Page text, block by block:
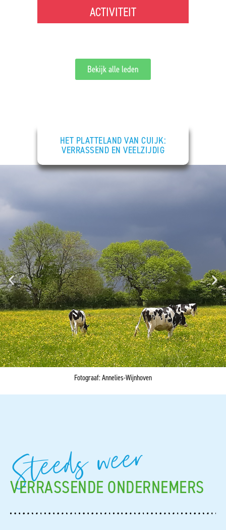
ACTIVITEIT
Bekijk alle leden
HET PLATTELAND VAN CUIJK:
VERRASSEND EN VEELZIJDIG
Fotograaf: Annelies-Wijnhoven
Steeds weer
VERRASSENDE ONDERNEMERS